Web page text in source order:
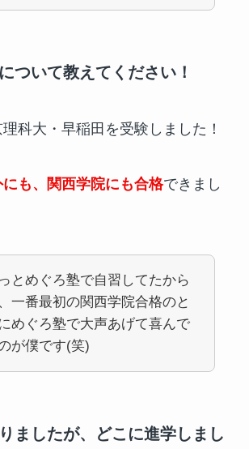
ついて教えてください！
科大・早稲田を受験しました！
も、関西学院にも合格できまし
とめぐろ塾で自習してたから
一番最初の関西学院合格のと
めぐろ塾で大声あげて喜んで
が僕です(笑)
ましたが、どこに進学しまし